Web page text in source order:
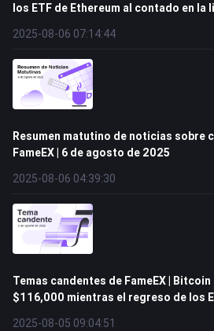
los ETF de Ethereum al contado en la
2025-08-06 07:14:44
Resumen matutino de noticias sobre
FameEX | 6 de agosto de 2025
2025-08-06 04:39:30
Temas candentes de FameEX |
$116,000 mientras el regreso de los
2025-08-05 09:04:51